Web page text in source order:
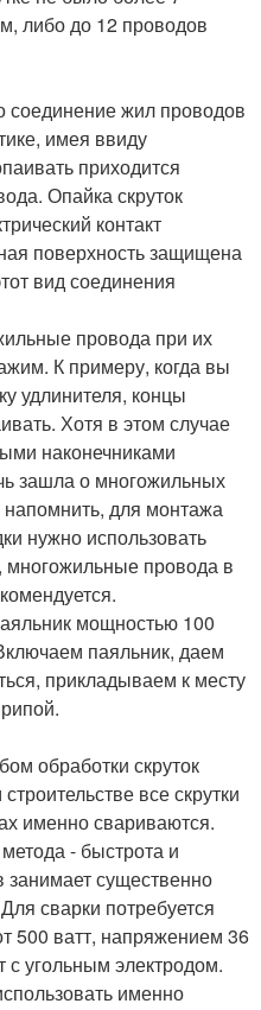
либо до 12 проводов
соединение жил проводов
имея ввиду
приходится
Опайка скруток
контакт
поверхность защищена
вид соединения
провода при их
К примеру, когда вы
удлинителя, концы
Хотя в этом случае
наконечниками
зашла о многожильных
для монтажа
нужно использовать
провода в
мощностью 100
паяльник, даем
прикладываем к месту
обработки скруток
все скрутки
именно свариваются.
- быстрота и
существенно
сварки потребуется
500 ватт, напряжением 36
с угольным электродом.
именно